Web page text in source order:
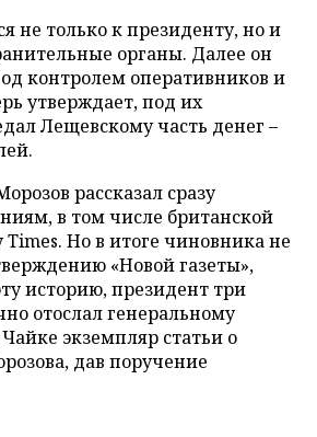
не только к президенту, но и
органы. Далее он
контролем оперативников и
утверждает, под их
Лещевскому часть денег –
рассказал сразу
в том числе британской
Times. Но в итоге чиновника не
«Новой газеты»,
историю, президент три
отослал генеральному
экземпляр статьи о
дав поручение